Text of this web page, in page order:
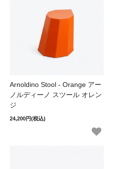
Arnoldino Stool - Orange アー
ノルディーノ スツール オレン
ジ
24,200円(税込)